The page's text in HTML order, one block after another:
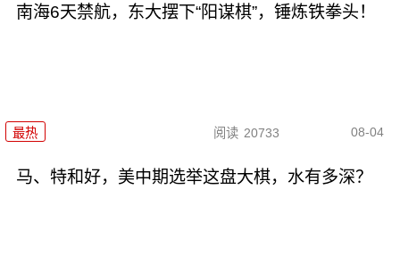
南海6天禁航，东大摆下“阳谋棋”，锤炼铁拳头！
最热 阅读 20733 08-04
马、特和好，美中期选举这盘大棋，水有多深？